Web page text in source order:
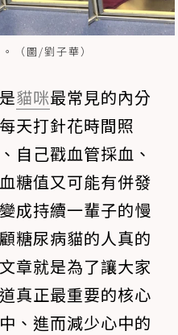
（圖/劉子華）
是貓咪最常見的內分
天打針花時間照
自己戳血管採血、
糖值又可能有併發
成持續一輩子的慢
糖尿病貓的人真的
章就是為了讓大家
真正最重要的核心
、進而減少心中的